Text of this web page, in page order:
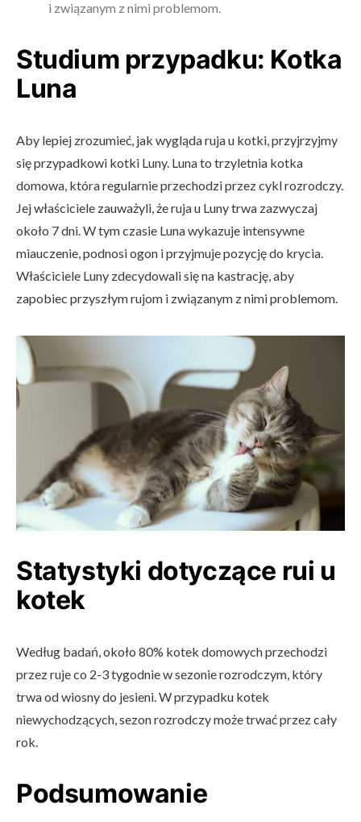
i związanym z nimi problemom.
Studium przypadku: Kotka
Luna
Aby lepiej zrozumieć, jak wygląda ruja u kotki, przyjrzyjmy
się przypadkowi kotki Luny. Luna to trzyletnia kotka
domowa, która regularnie przechodzi przez cykl rozrodczy.
Jej właściciele zauważyli, że ruja u Luny trwa zazwyczaj
około 7 dni. W tym czasie Luna wykazuje intensywne
miauczenie, podnosi ogon i przyjmuje pozycję do krycia.
Właściciele Luny zdecydowali się na kastrację, aby
zapobiec przyszłym rujom i związanym z nimi problemom.
Statystyki dotyczące rui u
kotek
Według badań, około 80% kotek domowych przechodzi
przez ruje co 2-3 tygodnie w sezonie rozrodczym, który
trwa od wiosny do jesieni. W przypadku kotek
niewychodzących, sezon rozrodczy może trwać przez cały
rok.
Podsumowanie